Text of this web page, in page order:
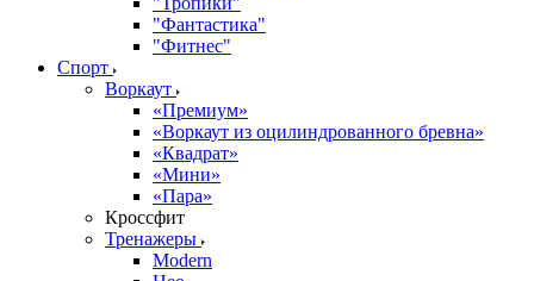
"Фантастика"
"Фитнес"
Спорт
Воркаут
«Премиум»
«Воркаут из оцилиндрованного бревна»
«Квадрат»
«Мини»
«Пара»
Кроссфит
Тренажеры
Modern